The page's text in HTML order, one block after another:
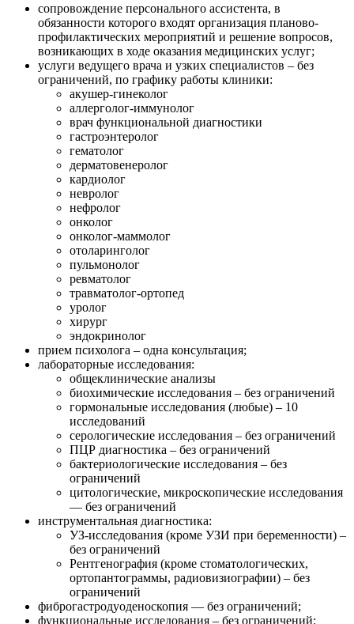
сопровождение персонального ассистента, в
обязанности которого входят организация планово-
профилактических мероприятий и решение вопросов,
возникающих в ходе оказания медицинских услуг;
услуги ведущего врача и узких специалистов – без
ограничений, по графику работы клиники:
акушер-гинеколог
аллерголог-иммунолог
врач функциональной диагностики
гастроэнтеролог
гематолог
дерматовенеролог
кардиолог
невролог
нефролог
онколог
онколог-маммолог
отоларинголог
пульмонолог
ревматолог
травматолог-ортопед
уролог
хирург
эндокринолог
прием психолога – одна консультация;
лабораторные исследования:
общеклинические анализы
биохимические исследования – без ограничений
гормональные исследования (любые) – 10
исследований
серологические исследования – без ограничений
ПЦР диагностика – без ограничений
бактериологические исследования – без
ограничений
цитологические, микроскопические исследования
— без ограничений
инструментальная диагностика:
УЗ-исследования (кроме УЗИ при беременности) –
без ограничений
Рентгенография (кроме стоматологических,
ортопантограммы, радиовизиографии) – без
ограничений
фиброгастродуоденоскопия — без ограничений;
функциональные исследования – без ограничений: